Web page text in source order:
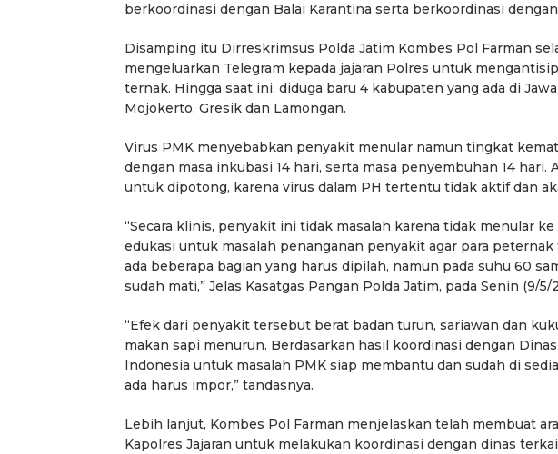
berkoordinasi dengan Balai Karantina serta berkoordinasi
Disamping itu Dirreskrimsus Polda Jatim Kombes Pol Farman
mengeluarkan Telegram kepada jajaran Polres untuk
ternak. Hingga saat ini, diduga baru 4 kabupaten yang ada di
Mojokerto, Gresik dan Lamongan.
Virus PMK menyebabkan penyakit menular namun tingkat
dengan masa inkubasi 14 hari, serta masa penyembuhan 14 hari.
untuk dipotong, karena virus dalam PH tertentu tidak aktif dan
“Secara klinis, penyakit ini tidak masalah karena tidak menular
edukasi untuk masalah penanganan penyakit agar para
ada beberapa bagian yang harus dipilah, namun pada suhu 60
sudah mati,” Jelas Kasatgas Pangan Polda Jatim, pada Senin (9/5/
“Efek dari penyakit tersebut berat badan turun, sariawan dan
makan sapi menurun. Berdasarkan hasil koordinasi dengan
Indonesia untuk masalah PMK siap membantu dan sudah di
ada harus impor,” tandasnya.
Lebih lanjut, Kombes Pol Farman menjelaskan telah membuat
Kapolres Jajaran untuk melakukan koordinasi dengan dinas